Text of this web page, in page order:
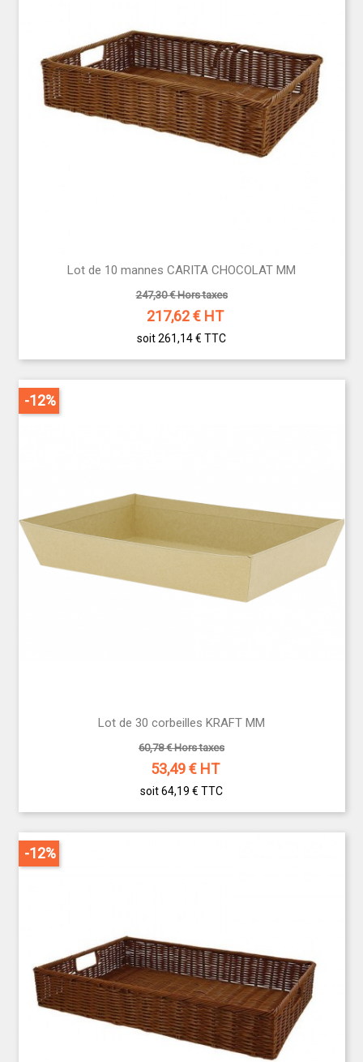
Lot de 10 mannes CARITA CHOCOLAT MM
247,30 € Hors taxes
217,62€ HT
soit 261,14 € TTC
Lot de 30 corbeilles KRAFT MM
60,78 € Hors taxes
53,49€ HT
soit 64,19 € TTC
-12%
-12%